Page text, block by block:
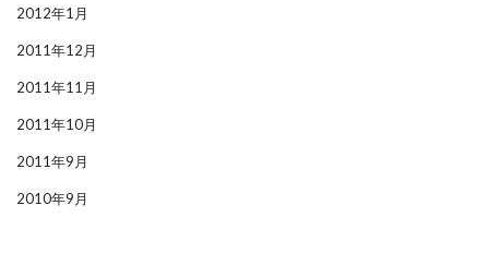
2012年1月
2011年12月
2011年11月
2011年10月
2011年9月
2010年9月